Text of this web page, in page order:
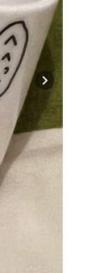
Next slide